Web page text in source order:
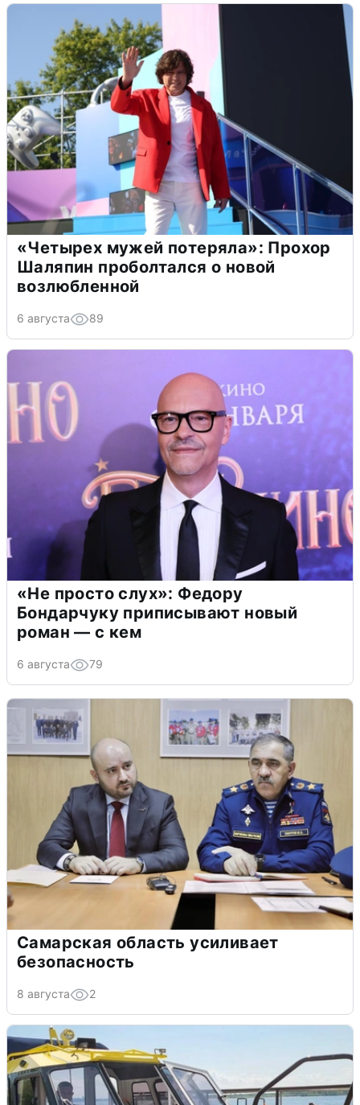
«Четырех мужей потеряла»: Прохор
Шаляпин проболтался о новой
возлюбленной
6 августа 89
«Не просто слух»: Федору
Бондарчуку приписывают новый
роман — с кем
6 августа 79
Самарская область усиливает
безопасность
8 августа 2